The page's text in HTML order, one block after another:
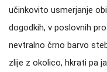
učinkovito usmerjanje
dogodkih, v poslovnih
nevtralno črno barvo
zlije z okolico, hkrati pa